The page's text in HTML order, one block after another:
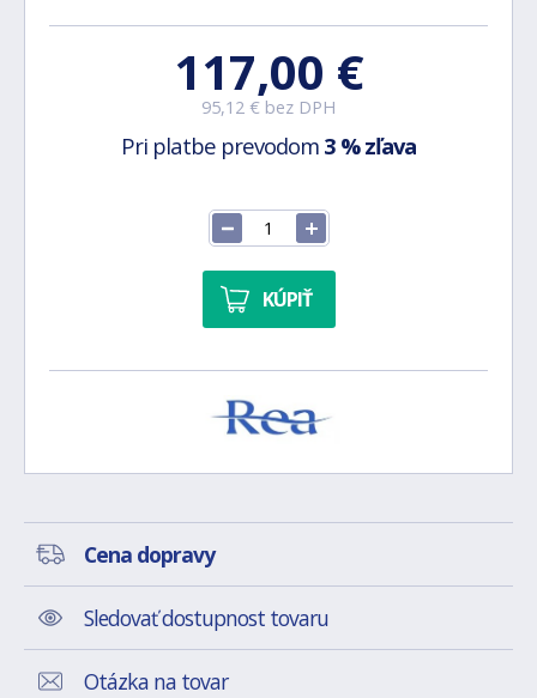
117,00 €
95,12 € bez DPH
Pri platbe prevodom 3 % zľava
KÚPIŤ
Cena dopravy
Sledovať dostupnost tovaru
Otázka na tovar